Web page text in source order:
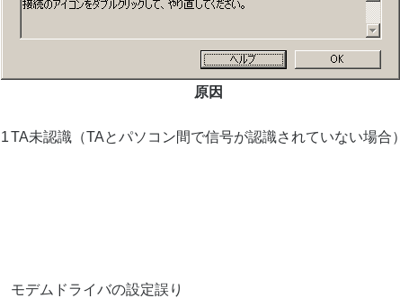
原因
1TA未認識（TAとパソコン間で信号が認識されていない場合）
モデムドライバの設定誤り